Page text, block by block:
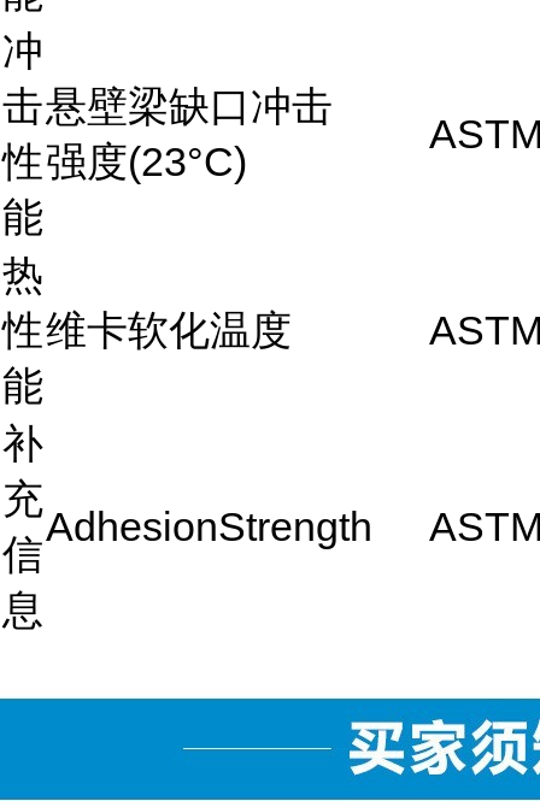
冲
击
性
能
悬壁梁缺口冲击
强度(23°C)
热
性
能
维卡软化温度
补
充
信
息
AdhesionStrength